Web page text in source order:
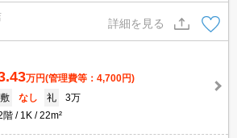
がスムーズ。周辺には充実の生活環境。過ごし
っています。8月末までにご成約の方、礼金な
詳細を見る
万円(管理費等：4,700円)
敷
なし 礼
3万
階
1K 22m²